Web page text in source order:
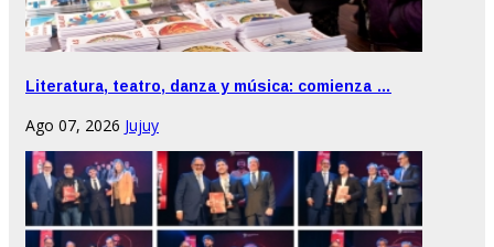
Literatura, teatro, danza y música: comienza …
Ago 07, 2026 Jujuy